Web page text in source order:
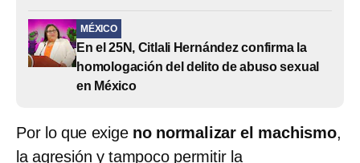
MÉXICO
En el 25N, Citlali Hernández confirma la
homologación del delito de abuso sexual
en México
Por lo que exige no normalizar el machismo,
la agresión y tampoco permitir la